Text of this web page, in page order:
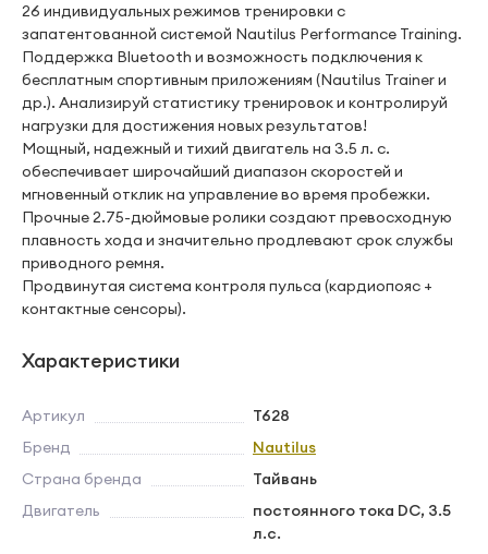
26 индивидуальных режимов тренировки с
запатентованной системой Nautilus Performance Training.
Поддержка Bluetooth и возможность подключения к
бесплатным спортивным приложениям (Nautilus Trainer и
др.). Анализируй статистику тренировок и контролируй
нагрузки для достижения новых результатов!
Мощный, надежный и тихий двигатель на 3.5 л. с.
обеспечивает широчайший диапазон скоростей и
мгновенный отклик на управление во время пробежки.
Прочные 2.75-дюймовые ролики создают превосходную
плавность хода и значительно продлевают срок службы
приводного ремня.
Продвинутая система контроля пульса (кардиопояс +
контактные сенсоры).
Характеристики
Артикул
T628
Бренд
Nautilus
Страна бренда
Тайвань
Двигатель
постоянного тока DC, 3.5
л.с.